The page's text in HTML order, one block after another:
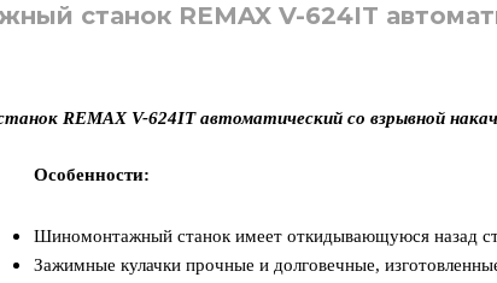
станок REMAX V-624IT
REMAX V-624IT автоматический со взрывной
Особенности:
Шиномонтажный станок имеет откидывающуюся назад
Зажимные кулачки прочные и долговечные,